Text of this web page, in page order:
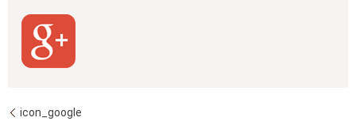
icon_google